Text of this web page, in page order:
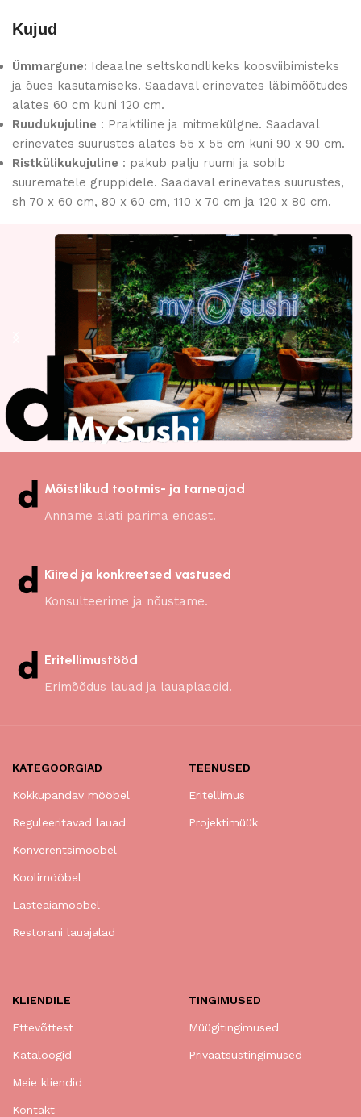
Kujud
Ümmargune: Ideaalne seltskondlikeks koosviibimisteks
ja õues kasutamiseks. Saadaval erinevates läbimõõtudes
alates 60 cm kuni 120 cm.
Ruudukujuline : Praktiline ja mitmekülgne. Saadaval
erinevates suurustes alates 55 x 55 cm kuni 90 x 90 cm.
Ristkülikukujuline : pakub palju ruumi ja sobib
suurematele gruppidele. Saadaval erinevates suurustes,
sh 70 x 60 cm, 80 x 60 cm, 110 x 70 cm ja 120 x 80 cm.
Mõistlikud tootmis- ja tarneajad
Anname alati parima endast.
Kiired ja konkreetsed vastused
Konsulteerime ja nõustame.
Eritellimustööd
Erimõõdus lauad ja lauaplaadid.
KATEGOORGIAD
Kokkupandav mööbel
Reguleeritavad lauad
Konverentsimööbel
Koolimööbel
Lasteaiamööbel
Restorani lauajalad
TEENUSED
Eritellimus
Projektimüük
KLIENDILE
Ettevõttest
Kataloogid
Meie kliendid
Kontakt
TINGIMUSED
Müügitingimused
Privaatsustingimused